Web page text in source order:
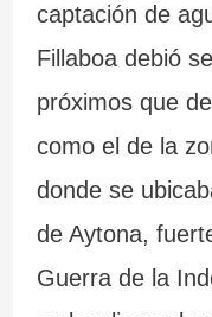
captación de
Fillaboa debió
próximos que
como el de la
donde se
de Aytona,
Guerra de la